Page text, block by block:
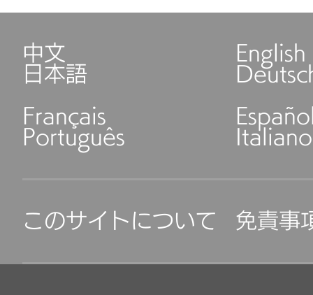
中文 English
日本語
Français
Português Italiano
このサイトについて 免責事